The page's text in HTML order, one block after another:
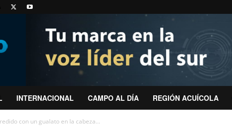
INTERNACIONAL CAMPO AL DÍA REGIÓN ACUÍCOLA
con un gualato en la cabeza...